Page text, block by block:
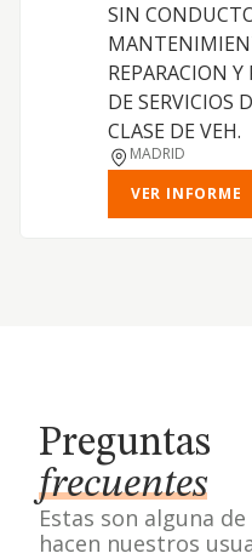
SIN
REPARACION Y
DE SERVICIOS
CLASE DE VEH.
MADRID
VER INFORME
Preguntas
frecuentes
Estas son alguna
hacen nuestros